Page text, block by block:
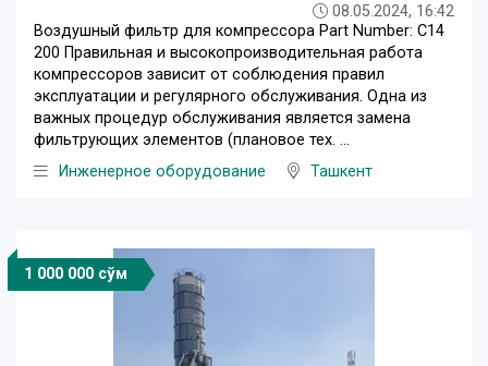
08.05.2024, 16:42
Воздушный фильтр для компрессора Part Number: C14
200 Правильная и высокопроизводительная работа
компрессоров зависит от соблюдения правил
эксплуатации и регулярного обслуживания. Одна из
важных процедур обслуживания является замена
фильтрующих элементов (плановое тех. ...
Инженерное оборудование
Ташкент
1 000 000 сўм